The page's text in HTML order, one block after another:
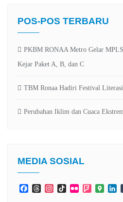
POS-POS TERBARU
PKBM RONAA Metro Gelar
Kejar Paket A, B, dan C
TBM Ronaa Hadiri Festival
Perubahan Iklim dan Cuaca
MEDIA SOSIAL
FacebookThreadsInstagramTikTokFlickr